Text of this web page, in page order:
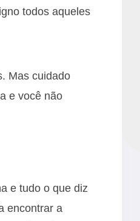
todos aqueles
Mas cuidado
e você não
e tudo o que diz
encontrar a